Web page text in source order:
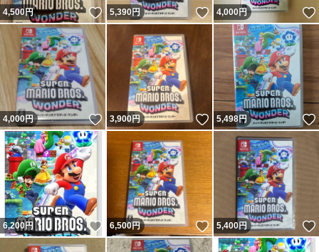
4,500円 いいね！
5,390円 いいね！
4,000円
4,000円 いいね！
3,900円 いいね！
5,498円
6,200 円 いいね！
6,500円 いいね！
5,400円